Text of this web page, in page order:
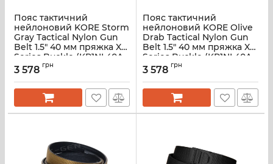
Пояс тактичний
нейлоновий KORE Storm
Gray Tactical Nylon Gun
Belt 1.5" 40 мм пряжка X6
Series Buckle (KR1NL40A-
SG)
3 578 грн
Пояс тактичний
нейлоновий KORE Olive
Drab Tactical Nylon Gun
Belt 1.5" 40 мм пряжка X6
Series Buckle (KR1NL40A-
OD)
3 578 грн